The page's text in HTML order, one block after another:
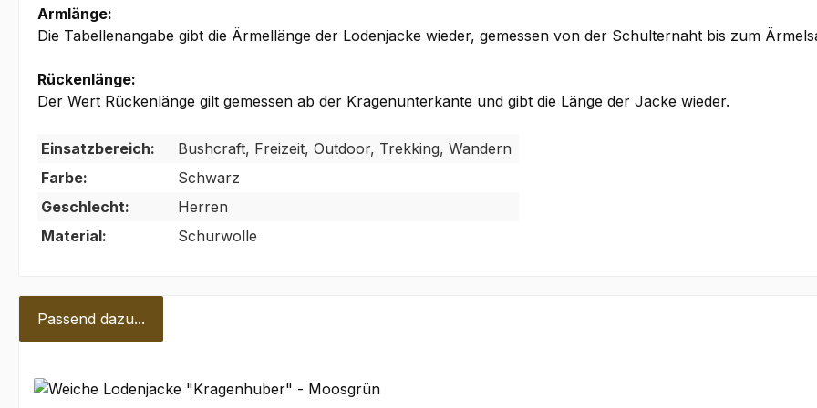
Armlänge:
Die Tabellenangabe gibt die Ärmellänge der Lodenjacke wieder, gemessen von der Schulternaht bis zum
Rückenlänge:
Der Wert Rückenlänge gilt gemessen ab der Kragenunterkante und gibt die Länge der Jacke wieder.
Einsatzbereich:
Bushcraft, Freizeit, Outdoor, Trekking, Wandern
Farbe:
Schwarz
Geschlecht:
Herren
Material:
Schurwolle
Passend dazu...